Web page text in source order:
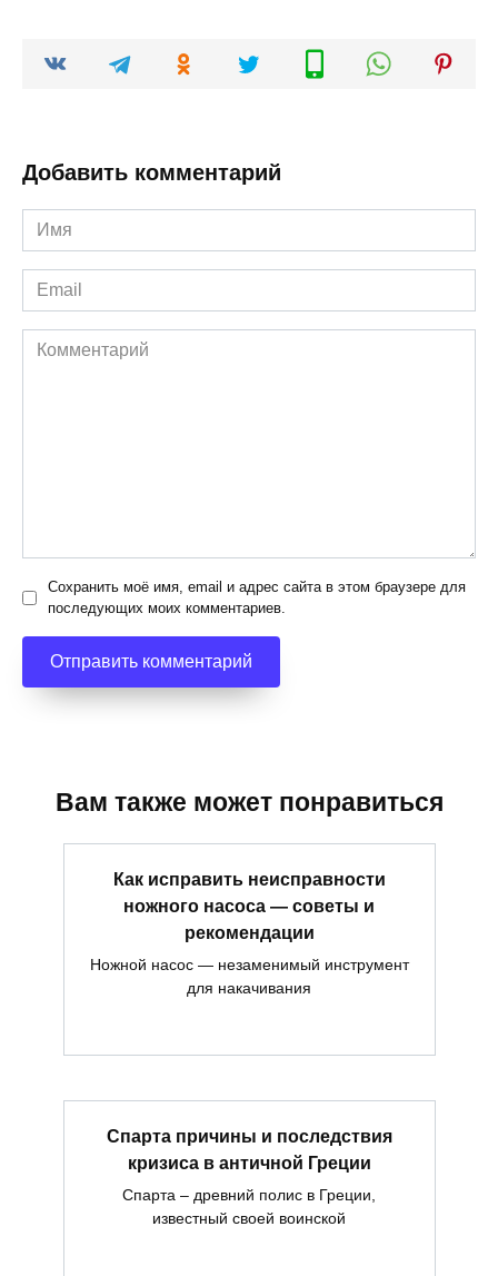
Добавить комментарий
Имя
*
Email
*
Комментарий
Сохранить моё имя, email и адрес сайта в этом браузере для
последующих моих комментариев.
Вам также может понравиться
Как исправить неисправности
ножного насоса — советы и
рекомендации
Ножной насос — незаменимый инструмент
для накачивания
Спарта причины и последствия
кризиса в античной Греции
Спарта – древний полис в Греции,
известный своей воинской